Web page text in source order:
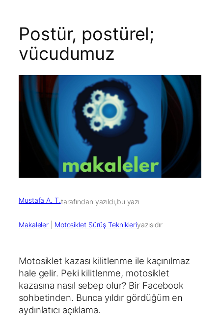
Postür, postürel;
vücudumuz
Mustafa A. T.tarafından yazıldı,bu yazı
Makaleler Motosiklet Sürüş Teknikleriyazısıdır
Motosiklet kazası kilitlenme ile kaçınılmaz
hale gelir. Peki kilitlenme, motosiklet
kazasına nasıl sebep olur? Bir Facebook
sohbetinden. Bunca yıldır gördüğüm en
aydınlatıcı açıklama.